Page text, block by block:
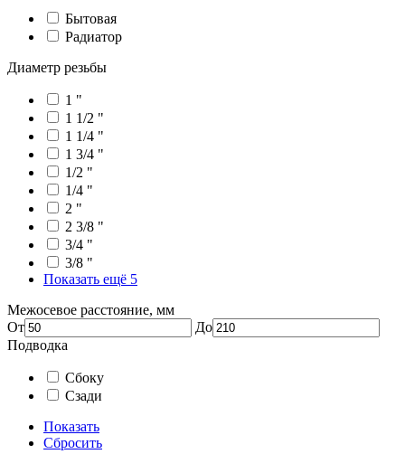
Бытовая
Радиатор
Диаметр резьбы
1 "
1 1/2 "
1 1/4 "
1 3/4 "
1/2 "
1/4 "
2 "
2 3/8 "
3/4 "
3/8 "
Показать ещё 5
Межосевое расстояние, мм
От
До
Подводка
Сбоку
Сзади
Показать
Сбросить